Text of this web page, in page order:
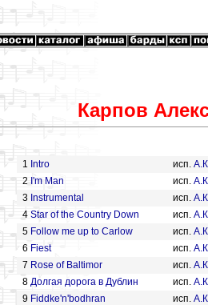
Карпов
1 Intro исп.
2 I'm Man исп.
3 Instrumental исп.
4 Star of the Country Down исп.
5 Follow me up to Carlow исп.
6 Fiest исп.
7 Rose of Baltimor исп.
8 Долгая дорога в Дублин исп.
9 Fiddke'n'bodhran исп.